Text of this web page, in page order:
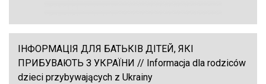
ІНФОРМАЦІЯ ДЛЯ БАТЬКІВ ДІТЕЙ, ЯКІ
ПРИБУВАЮТЬ З УКРАЇНИ // Informacja dla rodziców
dzieci przybywających z Ukrainy